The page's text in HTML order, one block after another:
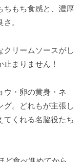
ちもち食感と、濃厚
。
クリームソースがし
まりません！
ウ・卵の黄身・ネ
グ。どれもが主張し
てくれる名脇役たち